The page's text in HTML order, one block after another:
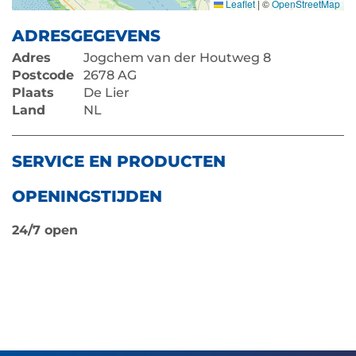
Leaflet | ©OpenStreetMap
ADRESGEGEVENS
Adres
Jogchem van der Houtweg 8
Postcode
2678 AG
Plaats
De Lier
Land
NL
SERVICE EN PRODUCTEN
OPENINGSTIJDEN
24/7 open